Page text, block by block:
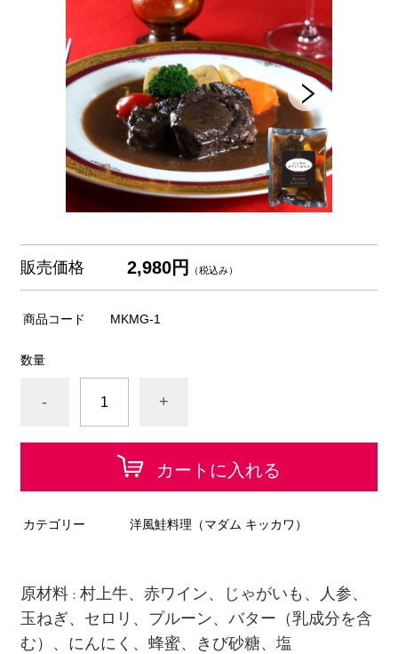
販売価格 2,980円 （税込み）
商品コード MKMG-1
数量
- +
カートに入れる
カテゴリー 洋風鮭料理（マダム キッカワ）
原材料： 村上牛、 赤ワイン、
じゃがいも、人参、
玉ねぎ、セロリ、プルーン、バター（乳成分を含
む）、にんにく、蜂蜜、きび砂糖、塩